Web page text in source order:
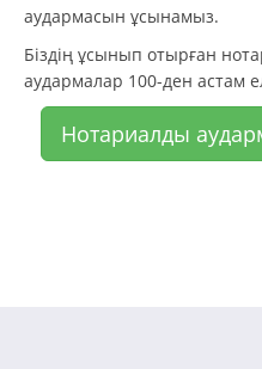
аудармасын ұсынамыз.
Біздің ұсынып отырған
аудармалар 100-ден астам
Нотариалды